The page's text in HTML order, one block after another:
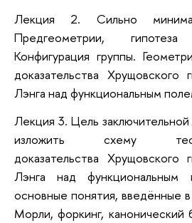
Лекция 2. Сильно
Предгеометрии,
Конфигурация группы.
доказательства Хрущовского
Лэнга над функциональным
Лекция 3. Цель
изложить схему
доказательства Хрущовского
Лэнга над
основные понятия, введённые
Морли, форкинг, канонический